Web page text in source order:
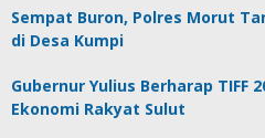
Sempat Buron, Polres Morut
di Desa Kumpi
Gubernur Yulius Berharap TIFF
Ekonomi Rakyat Sulut